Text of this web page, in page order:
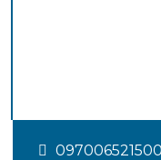
097006521500